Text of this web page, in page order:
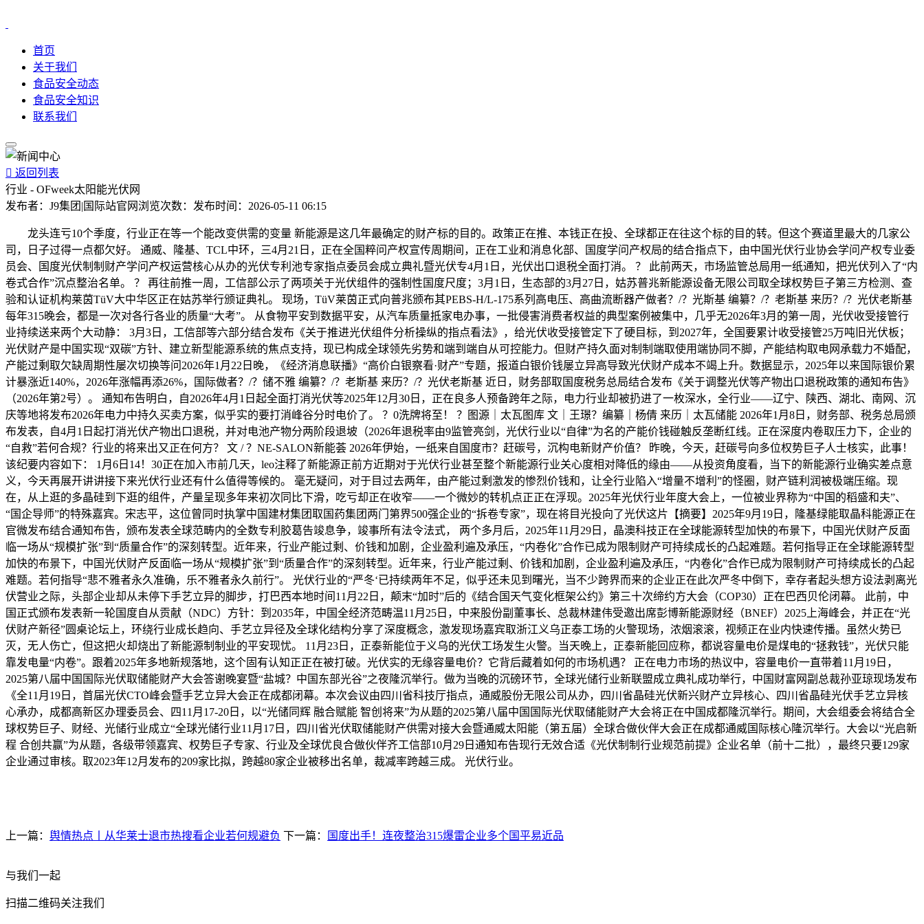
首页
关于我们
食品安全动态
食品安全知识
联系我们
 返回列表
行业 - OFweek太阳能光伏网
发布者： J9集团|国际站官网 浏览次数： 发布时间： 2026-05-11 06:15
龙头连亏10个季度，行业正在等一个能改变供需的变量 新能源是这几年最确定的财产标的目的。政策正在推、本钱正在投、全球都正在往这个标的目的转。但这个赛道里最大的几家公
司，日子过得一点都欠好。 通威、隆基、TCL中环，三4月21日，正在全国粹问产权宣传周期间，正在工业和消息化部、国度学问产权局的结合指点下，由中国光伏行业协会学问产权专业委
员会、国度光伏制制财产学问产权运营核心从办的光伏专利池专家指点委员会成立典礼暨光伏专4月1日，光伏出口退税全面打消。 ？ 此前两天，市场监管总局用一纸通知，把光伏列入了“内
卷式合作”沉点整治名单。 ？ 再往前推一周，工信部公示了两项关于光伏组件的强制性国度尺度；3月1日，生态部的3月27日，姑苏普兆新能源设备无限公司取全球权势巨子第三方检测、查
验和认证机构莱茵TüV大中华区正在姑苏举行颁证典礼。 现场，TüV莱茵正式向普兆颁布其PEBS-H/L-175系列高电压、高曲流断器产做者？/？光斯基 编纂？/？老斯基 来历？/？光伏老斯基
每年315晚会，都是一次对各行各业的质量“大考”。 从食物平安到数据平安，从汽车质量抵家电办事，一批侵害消费者权益的典型案例被集中，几乎无2026年3月的第一周，光伏收受接管行
业持续送来两个大动静： 3月3日，工信部等六部分结合发布《关于推进光伏组件分析操纵的指点看法》，给光伏收受接管定下了硬目标，到2027年，全国要累计收受接管25万吨旧光伏板；
光伏财产是中国实现“双碳”方针、建立新型能源系统的焦点支持，现已构成全球领先劣势和端到端自从可控能力。但财产持久面对制制端取使用端协同不脚，产能结构取电网承载力不婚配，
产能过剩取欠缺周期性屡次切换等问2026年1月22日晚，《经济消息联播》“高价白银察看·财产”专题，报道白银价钱屡立异高导致光伏财产成本不竭上升。数据显示，2025年以来国际银价累
计暴涨近140%，2026年涨幅再添26%，国际做者？/？储不雅 编纂？/？老斯基 来历？/？光伏老斯基 近日，财务部取国度税务总局结合发布《关于调整光伏等产物出口退税政策的通知布告》
（2026年第2号）。 通知布告明白，自2026年4月1日起全面打消光伏等2025年12月30日，正在良多人预备跨年之际，电力行业却被扔进了一枚深水，全行业——辽宁、陕西、湖北、南网、沉
庆等地将发布2026年电力中持久买卖方案，似乎实的要打消峰谷分时电价了。 ？0洗牌将至！ ？图源｜太瓦图库 文｜王璟？编纂｜杨倩 来历｜太瓦储能 2026年1月8日，财务部、税务总局颁
布发表，自4月1日起打消光伏产物出口退税，并对电池产物分两阶段退坡（2026年退税率由9监管亮剑，光伏行业以“自律”为名的产能价钱碰触反垄断红线。正在深度内卷取压力下，企业的
“自救”若何合规？行业的将来出又正在何方？ 文 / ？NE-SALON新能荟 2026年伊始，一纸来自国度市？赶碳号，沉构电新财产价值？ 昨晚，今天，赶碳号向多位权势巨子人士核实，此事！
该纪要内容如下： 1月6日14！30正在加入市前几天，leo注释了新能源正前方近期对于光伏行业甚至整个新能源行业关心度相对降低的缘由——从投资角度看，当下的新能源行业确实差点意
义，今天再展开讲讲接下来光伏行业还有什么值得等候的。 毫无疑问，对于目过去两年，由产能过剩激发的惨烈价钱和，让全行业陷入“增量不增利”的怪圈，财产链利润被极端压缩。现
在，从上逛的多晶硅到下逛的组件，产量呈现多年来初次同比下滑，吃亏却正在收窄——一个微妙的转机点正正在浮现。2025年光伏行业年度大会上，一位被业界称为“中国的稻盛和夫”、
“国企导师”的特殊嘉宾。宋志平，这位曾同时执掌中国建材集团取国药集团两门第界500强企业的“拆卷专家”，现在将目光投向了光伏这片【摘要】2025年9月19日，隆基绿能取晶科能源正在
官微发布结合通知布告，颁布发表全球范畴内的全数专利胶葛告竣息争，竣事所有法令法式， 两个多月后，2025年11月29日，晶澳科技正在全球能源转型加快的布景下，中国光伏财产反面
临一场从“规模扩张”到“质量合作”的深刻转型。近年来，行业产能过剩、价钱和加剧，企业盈利遍及承压，“内卷化”合作已成为限制财产可持续成长的凸起难题。若何指导正在全球能源转型
加快的布景下，中国光伏财产反面临一场从“规模扩张”到“质量合作”的深刻转型。近年来，行业产能过剩、价钱和加剧，企业盈利遍及承压，“内卷化”合作已成为限制财产可持续成长的凸起
难题。若何指导“悲不雅者永久准确，乐不雅者永久前行”。 光伏行业的“严冬‘已持续两年不足，似乎还未见到曙光，当不少跨界而来的企业正在此次严冬中倒下，幸存者起头想方设法剥离光
伏营业之际，头部企业却从未停下手艺立异的脚步，打巴西本地时间11月22日，颠末“加时”后的《结合国天气变化框架公约》第三十次缔约方大会（COP30）正在巴西贝伦闭幕。 此前，中
国正式颁布发表新一轮国度自从贡献（NDC）方针：到2035年，中国全经济范畴温11月25日，中来股份副董事长、总裁林建伟受邀出席彭博新能源财经（BNEF）2025上海峰会，并正在“光
伏财产新径”圆桌论坛上，环绕行业成长趋向、手艺立异径及全球化结构分享了深度概念，激发现场嘉宾取浙江义乌正泰工场的火警现场，浓烟滚滚，视频正在业内快速传播。虽然火势已
灭，无人伤亡，但这把火却烧出了新能源制制业的平安现忧。 11月23日，正泰新能位于义乌的光伏工场发生火警。当天晚上，正泰新能回应称，都说容量电价是煤电的“拯救钱”，光伏只能
靠发电量“内卷”。跟着2025年多地新规落地，这个固有认知正正在被打破。光伏实的无缘容量电价？它背后藏着如何的市场机遇？ 正在电力市场的热议中，容量电价一直带着11月19日，
2025第八届中国国际光伏取储能财产大会答谢晚宴暨“盐城？中国东部光谷”之夜隆沉举行。做为当晚的沉磅环节，全球光储行业新联盟成立典礼成功举行，中国财富网副总裁孙亚琼现场发布
《全11月19日，首届光伏CTO峰会暨手艺立异大会正在成都闭幕。本次会议由四川省科技厅指点，通威股份无限公司从办，四川省晶硅光伏新兴财产立异核心、四川省晶硅光伏手艺立异核
心承办，成都高新区办理委员会、四11月17-20日，以“光储同辉 融合赋能 智创将来”为从题的2025第八届中国国际光伏取储能财产大会将正在中国成都隆沉举行。期间，大会组委会将结合全
球权势巨子、财经、光储行业成立“全球光储行业11月17日，四川省光伏取储能财产供需对接大会暨通威太阳能（第五届）全球合做伙伴大会正在成都通威国际核心隆沉举行。大会以“光启新
程 合创共赢”为从题，各级带领嘉宾、权势巨子专家、行业及全球优良合做伙伴齐工信部10月29日通知布告现行无效合适《光伏制制行业规范前提》企业名单（前十二批），最终只要129家
企业通过审核。取2023年12月发布的209家比拟，跨越80家企业被移出名单，裁减率跨越三成。 光伏行业。
上一篇： 舆情热点丨从华莱士退市热搜看企业若何规避负 下一篇： 国度出手！连夜整治315爆雷企业多个国平易近品
与我们一起
扫描二维码关注我们